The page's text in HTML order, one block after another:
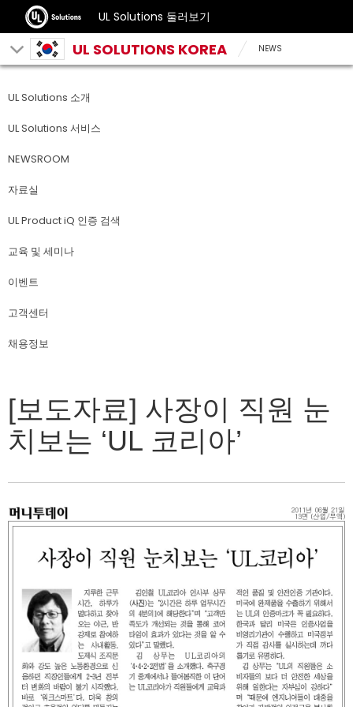
UL Solutions 둘러보기
UL SOLUTIONS KOREA NEWS
UL Solutions 소개
UL Solutions 서비스
NEWSROOM
자료실
UL Product iQ 인증 검색
교육 및 세미나
이벤트
고객센터
채용정보
[보도자료] 사장이 직원 눈
치보는 ‘UL 코리아’